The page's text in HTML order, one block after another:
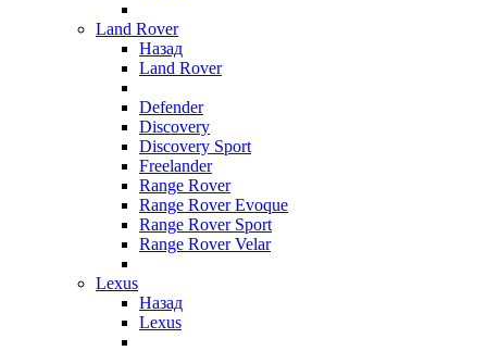
Land Rover
Назад
Land Rover
Defender
Discovery
Discovery Sport
Freelander
Range Rover
Range Rover Evoque
Range Rover Sport
Range Rover Velar
Lexus
Назад
Lexus